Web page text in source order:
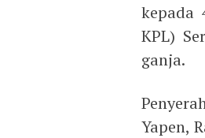
kepada
KPL)
ganja.
Yapen,